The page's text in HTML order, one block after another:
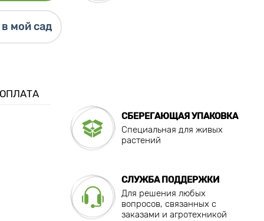
мой сад
СБЕРЕГАЮЩАЯ УПАКОВКА
Специальная для живых
растений
СЛУЖБА ПОДДЕРЖКИ
Для решения любых
вопросов, связанных с
заказами и агротехникой